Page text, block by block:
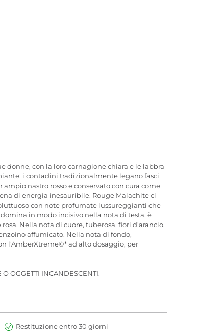
donne, con la loro carnagione chiara e le labbra
i contadini tradizionalmente legano fasci
nastro rosso e conservato con cura come
di energia inesauribile. Rouge Malachite ci
con note profumate lussureggianti che
in modo incisivo nella nota di testa, è
Nella nota di cuore, tuberosa, fiori d'arancio,
affumicato. Nella nota di fondo,
l'AmberXtreme©* ad alto dosaggio, per
OGGETTI INCANDESCENTI.
Restituzione entro 30 giorni